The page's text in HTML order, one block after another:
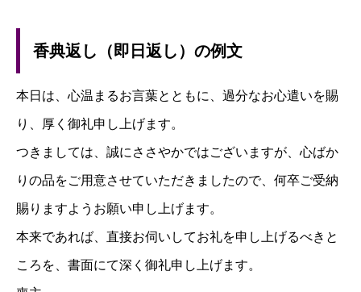
香典返し（即日返し）の例文
本日は、心温まるお言葉とともに、過分なお心遣いを賜
り、厚く御礼申し上げます。
つきましては、誠にささやかではございますが、心ばか
りの品をご用意させていただきましたので、何卒ご受納
賜りますようお願い申し上げます。
本来であれば、直接お伺いしてお礼を申し上げるべきと
ころを、書面にて深く御礼申し上げます。